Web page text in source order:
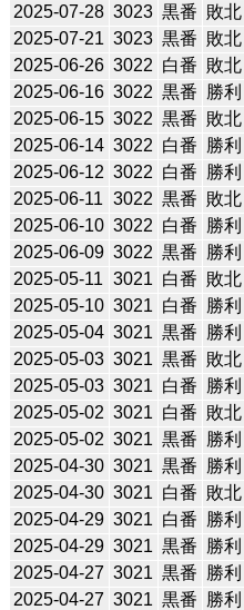
2025-07-28 3023 黒番 敗北
2025-07-21 3023 黒番 敗北
2025-06-26 3022 白番 敗北
2025-06-16 3022 黒番 勝利
2025-06-15 3022 黒番 敗北
2025-06-14 3022 白番 勝利
2025-06-12 3022 白番 勝利
2025-06-11 3022 黒番 敗北
2025-06-10 3022 白番 勝利
2025-06-09 3022 黒番 勝利
2025-05-11 3021 白番 敗北
2025-05-10 3021 白番 勝利
2025-05-04 3021 黒番 勝利
2025-05-03 3021 黒番 敗北
2025-05-03 3021 白番 勝利
2025-05-02 3021 白番 敗北
2025-05-02 3021 黒番 勝利
2025-04-30 3021 黒番 勝利
2025-04-30 3021 白番 敗北
2025-04-29 3021 白番 勝利
2025-04-29 3021 黒番 勝利
2025-04-27 3021 黒番 勝利
2025-04-27 3021 黒番 勝利